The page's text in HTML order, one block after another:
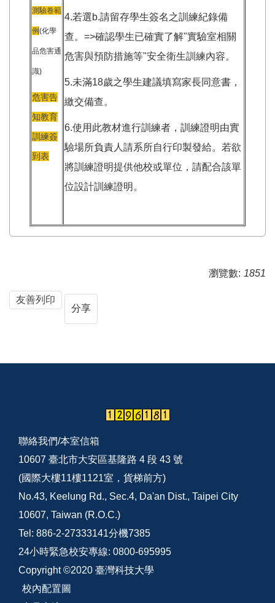
測驗卷範
例(化學
品危害通
識)
危害告
知教育
訓練簽
到表
4.若選b.請留存學生簽名之訓練紀錄備
查。=>確認學生已確實了解"實驗室相關
危害與預防措施等"安全衛生訓練內容。
5.未滿18歲之學生建議填寫家長同意書，
繳交備查。
6.使用此教材進行訓練者，訓練證明由實
驗場所負責人請系所自行印製發給。若欲
將訓練證明提供他校或單位，請配合該單
位設計訓練證明。
瀏覽數: 1851
友善列印
分享
聯絡我們/本室信箱
10607 臺北市大安區基隆路 4 段 43 號
(國際大樓11樓1121室，貨梯前方)
No.43, Keelung Rd., Sec.4, Da'an Dist., Taipei City
10607, Taiwan (R.O.C.)
Tel: 886-2-27333141分機7385
24小時緊急校安專線: 0800-695995
Copyright ©2020 臺灣科技大學
校內配置圖